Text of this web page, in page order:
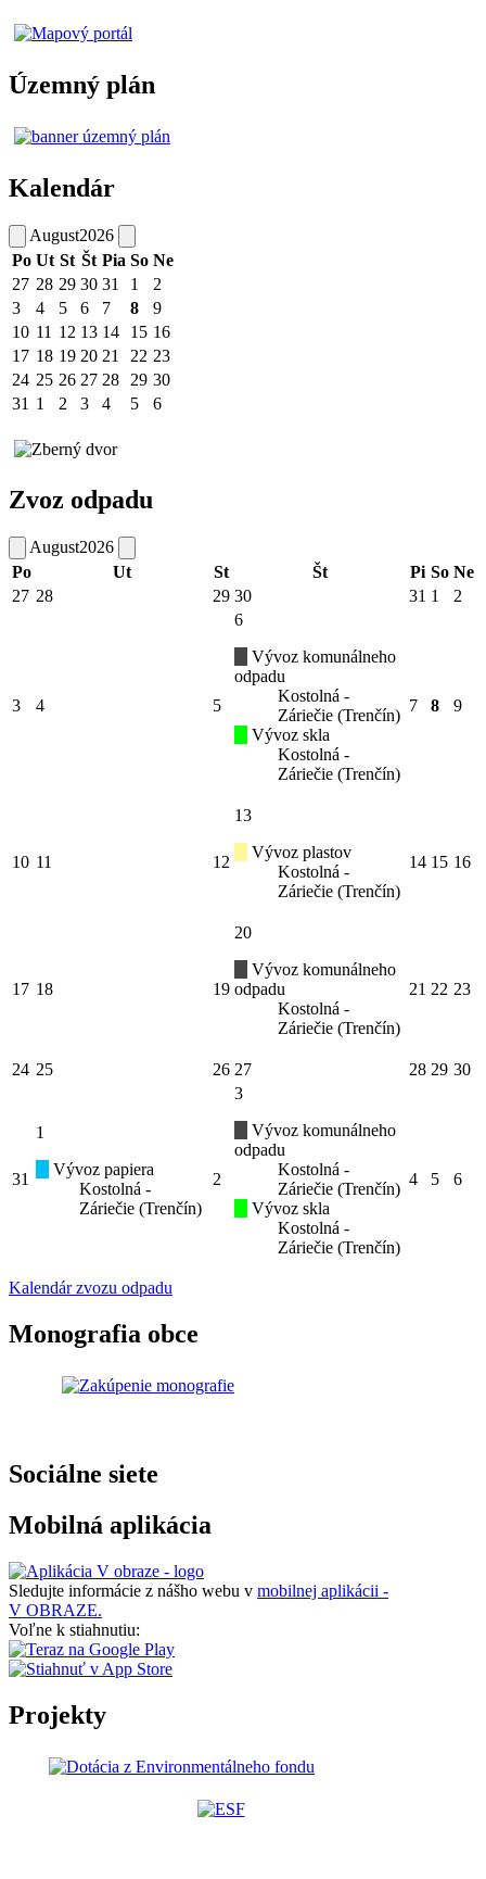
Územný plán
Kalendár
August2026
Po Ut St Št Pia So Ne
27 28 29 30 31 1
2
3
4 5 6 7 8
9
10 11 12 13 14 15 16
17 18 19 20 21 22 23
24 25 26 27 28 29 30
31 1 2 3 4 5 6
Zvoz odpadu
August2026
Po
Ut St Št Pi So Ne
27 28 29 30 31 1 2
3 4 5
6
Vývoz komunálneho
odpadu
Kostolná -
Záriečie (Trenčín)
Vývoz skla
Kostolná -
Záriečie (Trenčín)
7 8 9
10 11 12
13
Vývoz plastov
Kostolná -
Záriečie (Trenčín)
14 15 16
17 18 19
20
Vývoz komunálneho
odpadu
Kostolná -
Záriečie (Trenčín)
21 22 23
24 25 26 27 28 29 30
31
1
Vývoz papiera
Kostolná -
Záriečie (Trenčín)
2
3
Vývoz komunálneho
odpadu
Kostolná -
Záriečie (Trenčín)
Vývoz skla
Kostolná -
Záriečie (Trenčín)
4 5 6
Kalendár zvozu odpadu
Monografia obce
Sociálne siete
Mobilná aplikácia
Sledujte informácie z nášho webu v mobilnej aplikácii -
V OBRAZE.
Voľne k stiahnutiu:
Projekty